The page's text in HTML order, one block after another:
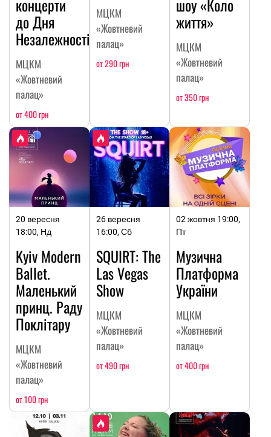
концерти
до Дня
Незалежності
МЦКМ
«Жовтневий
палац»
от 400 грн
МЦКМ
«Жовтневий
палац»
от 290 грн
шоу «Коло
життя»
МЦКМ
«Жовтневий
палац»
от 350 грн
20 вересня
18:00, Нд
Kyiv Modern
Ballet.
Маленький
принц. Раду
Поклітару
МЦКМ
«Жовтневий
палац»
от 100 грн
26 вересня
16:00, Сб
SQUIRT: The
Las Vegas
Show
МЦКМ
«Жовтневий
палац»
от 490 грн
02 жовтня 19:00,
Пт
Музична
Платформа
України
МЦКМ
«Жовтневий
палац»
от 400 грн